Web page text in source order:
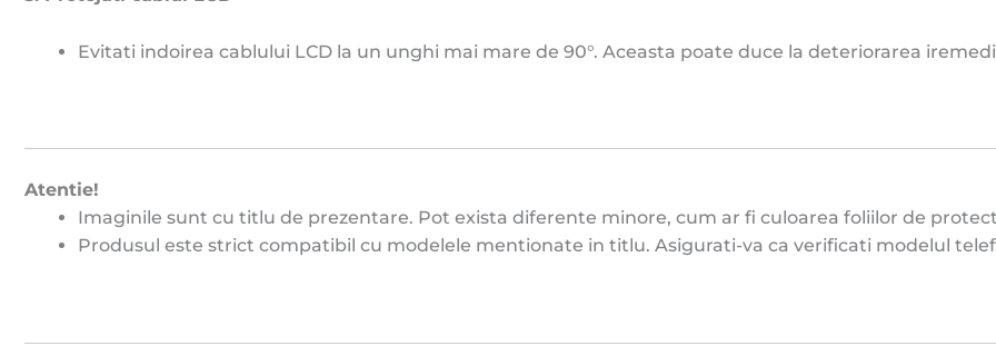
Evitati indoirea cablului LCD la un unghi mai mare de 90°. Aceasta poate duce la deteriorarea
Atentie!
Imaginile sunt cu titlu de prezentare. Pot exista diferente minore, cum ar fi culoarea foliilor de
Produsul este strict compatibil cu modelele mentionate in titlu. Asigurati-va ca verificati modelul